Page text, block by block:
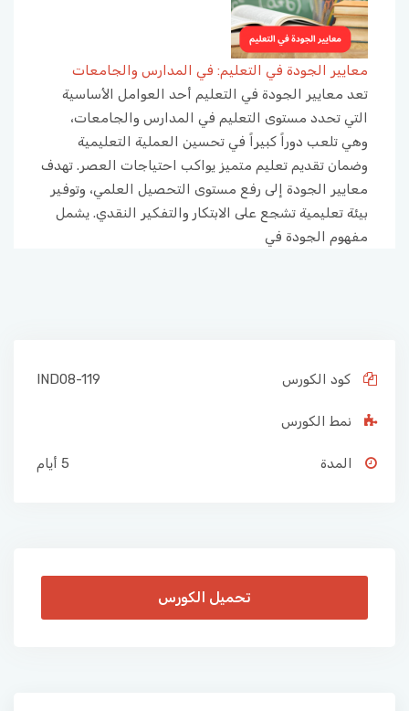
معايير الجودة في التعليم: في المدارس والجامعات
تعد معايير الجودة في التعليم أحد العوامل الأساسية
التي تحدد مستوى التعليم في المدارس والجامعات،
وهي تلعب دوراً كبيراً في تحسين العملية التعليمية
وضمان تقديم تعليم متميز يواكب احتياجات العصر. تهدف
معايير الجودة إلى رفع مستوى التحصيل العلمي، وتوفير
بيئة تعليمية تشجع على الابتكار والتفكير النقدي. يشمل
مفهوم الجودة في
كود الكورس IND08-119
نمط الكورس
المدة 5 أيام
تحميل الكورس